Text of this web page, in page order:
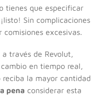
tienes que especificar
Sin complicaciones
excesivas.
través de Revolut,
en tiempo real,
la mayor cantidad
pena considerar esta